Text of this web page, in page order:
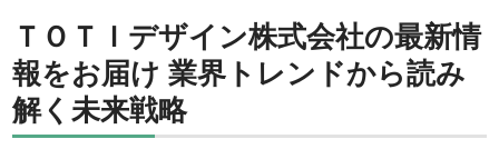
ＴＯＴＩデザイン株式会社の最新情
報をお届け 業界トレンドから読み
解く未来戦略